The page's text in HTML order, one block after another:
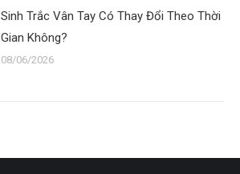
Sinh Trắc Vân Tay Có Thay Đổi Theo Thời
Gian Không?
08/06/2026